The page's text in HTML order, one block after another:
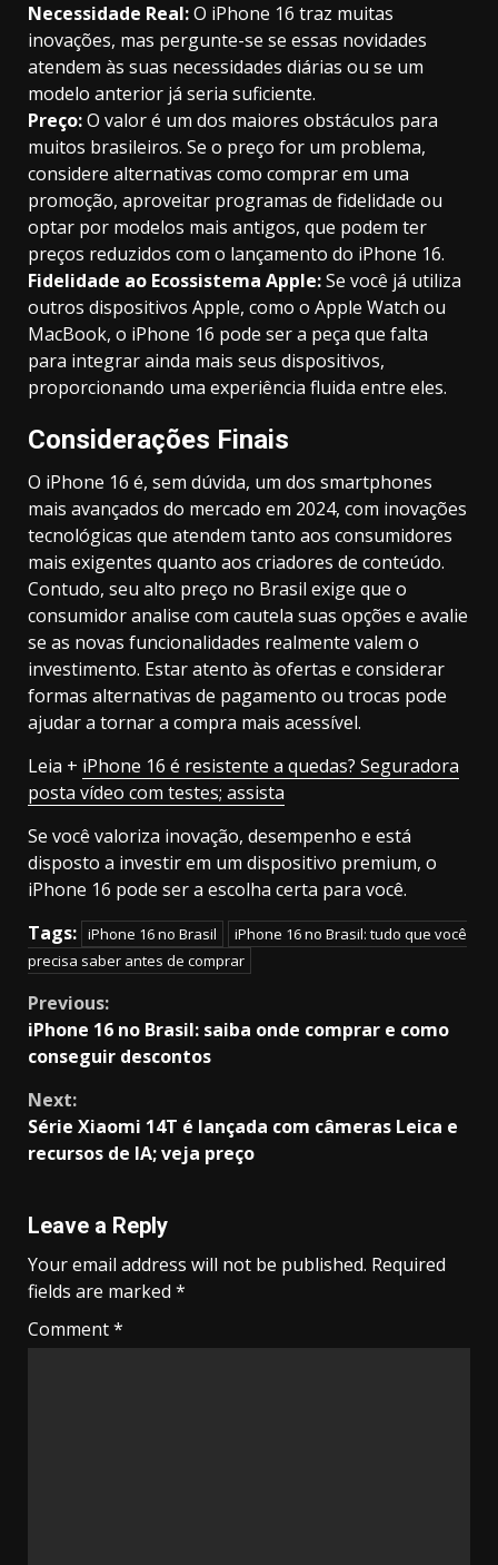
Necessidade Real:O iPhone 16 traz muitas
inovações, mas pergunte-se se essas novidades
atendem às suas necessidades diárias ou se um
modelo anterior já seria suficiente.
Preço:O valor é um dos maiores obstáculos para
muitos brasileiros. Se o preço for um problema,
considere alternativas como comprar em uma
promoção, aproveitar programas de fidelidade ou
optar por modelos mais antigos, que podem ter
preços reduzidos com o lançamento do iPhone 16.
Fidelidade ao Ecossistema Apple:Se você já utiliza
outros dispositivos Apple, como o Apple Watch ou
MacBook, o iPhone 16 pode ser a peça que falta
para integrar ainda mais seus dispositivos,
proporcionando uma experiência fluida entre eles.
Considerações Finais
O iPhone 16 é, sem dúvida, um dos smartphones
mais avançados do mercado em 2024, com inovações
tecnológicas que atendem tanto aos consumidores
mais exigentes quanto aos criadores de conteúdo.
Contudo, seu alto preço no Brasil exige que o
consumidor analise com cautela suas opções e avalie
se as novas funcionalidades realmente valem o
investimento. Estar atento às ofertas e considerar
formas alternativas de pagamento ou trocas pode
ajudar a tornar a compra mais acessível.
Leia + iPhone 16 é resistente a quedas? Seguradora
posta vídeo com testes; assista
Se você valoriza inovação, desempenho e está
disposto a investir em um dispositivo premium, o
iPhone 16 pode ser a escolha certa para você.
Tags: iPhone 16 no Brasil
iPhone 16 no Brasil: tudo que você
precisa saber antes de comprar
Continue
Reading
Previous:
iPhone 16 no Brasil: saiba onde comprar e como
conseguir descontos
Next:
Série Xiaomi 14T é lançada com câmeras Leica e
recursos de IA; veja preço
Leave a Reply
Your email address will not be published. Required
fields are marked *
Comment*